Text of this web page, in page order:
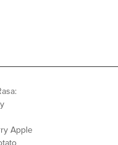
Apple